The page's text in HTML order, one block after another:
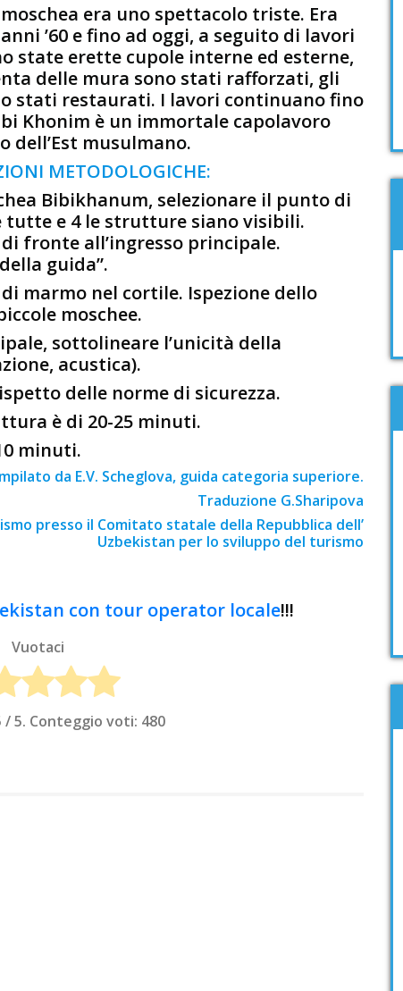
era uno spettacolo triste. Era
’60 e fino ad oggi, a seguito di lavori
state erette cupole interne ed esterne,
delle mura sono stati rafforzati, gli
stati restaurati. I lavori continuano fino
Khonim è un immortale capolavoro
dell’Est musulmano.
METODOLOGICHE:
Bibikhanum, selezionare il punto di
tutte e 4 le strutture siano visibili.
fronte all’ingresso principale.
guida”.
marmo nel cortile. Ispezione dello
moschee.
sottolineare l’unicità della
acustica).
delle norme di sicurezza.
è di 20-25 minuti.
minuti.
da E.V. Scheglova, guida categoria superiore.
Traduzione G.Sharipova
presso il Comitato statale della Repubblica dell’
Uzbekistan per lo sviluppo del turismo
con tour operator locale!!!
Vuotaci
/ 5. Conteggio voti: 480